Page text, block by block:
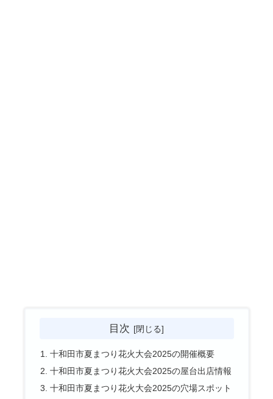
目次
十和田市夏まつり花火大会2025の開催概要
十和田市夏まつり花火大会2025の屋台出店情報
十和田市夏まつり花火大会2025の穴場スポット